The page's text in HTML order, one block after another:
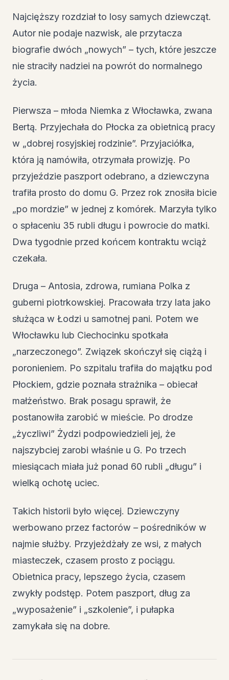
Najcięższy rozdział to losy samych dziewcząt.
Autor nie podaje nazwisk, ale przytacza
biografie dwóch „nowych” – tych, które jeszcze
nie straciły nadziei na powrót do normalnego
życia.
Pierwsza – młoda Niemka z Włocławka, zwana
Bertą. Przyjechała do Płocka za obietnicą pracy
w „dobrej rosyjskiej rodzinie”. Przyjaciółka,
która ją namówiła, otrzymała prowizję. Po
przyjeździe paszport odebrano, a dziewczyna
trafiła prosto do domu G. Przez rok znosiła bicie
„po mordzie” w jednej z komórek. Marzyła tylko
o spłaceniu 35 rubli długu i powrocie do matki.
Dwa tygodnie przed końcem kontraktu wciąż
czekała.
Druga – Antosia, zdrowa, rumiana Polka z
guberni piotrkowskiej. Pracowała trzy lata jako
służąca w Łodzi u samotnej pani. Potem we
Włocławku lub Ciechocinku spotkała
„narzeczonego”. Związek skończył się ciążą i
poronieniem. Po szpitalu trafiła do majątku pod
Płockiem, gdzie poznała strażnika – obiecał
małżeństwo. Brak posagu sprawił, że
postanowiła zarobić w mieście. Po drodze
„życzliwi” Żydzi podpowiedzieli jej, że
najszybciej zarobi właśnie u G. Po trzech
miesiącach miała już ponad 60 rubli „długu” i
wielką ochotę uciec.
Takich historii było więcej. Dziewczyny
werbowano przez factorów – pośredników w
najmie służby. Przyjeżdżały ze wsi, z małych
miasteczek, czasem prosto z pociągu.
Obietnica pracy, lepszego życia, czasem
zwykły podstęp. Potem paszport, dług za
„wyposażenie” i „szkolenie”, i pułapka
zamykała się na dobre.